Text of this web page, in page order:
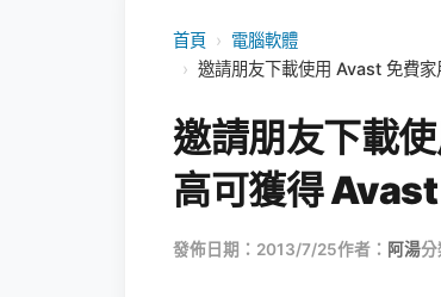
首頁 › 電腦軟體
› 邀請朋友下載使用 Avast 免費
邀請朋友下載
高可獲得
發佈日期：2013/7/25作者： 阿湯分